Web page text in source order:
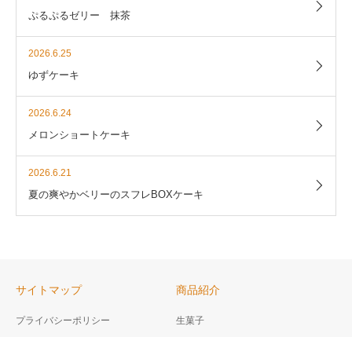
ぷるぷるゼリー 抹茶
2026.6.25
ゆずケーキ
2026.6.24
メロンショートケーキ
2026.6.21
夏の爽やかベリーのスフレBOXケーキ
サイトマップ
プライバシーポリシー
商品紹介
生菓子